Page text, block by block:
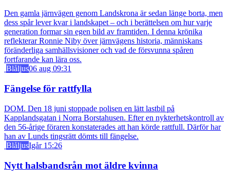
Den gamla järnvägen genom Landskrona är sedan länge borta, men
dess spår lever kvar i landskapet – och i berättelsen om hur varje
generation formar sin egen bild av framtiden. I denna krönika
reflekterar Ronnie Niby över järnvägens historia, människans
föränderliga samhällsvisioner och vad de försvunna spåren
fortfarande kan lära oss.
Blåljus06 aug 09:31
Fängelse för rattfylla
DOM. Den 18 juni stoppade polisen en lätt lastbil på
Kapplandsgatan i Norra Borstahusen. Efter en nykterhetskontroll av
den 56-årige föraren konstaterades att han körde rattfull. Därför har
han av Lunds tingsrätt dömts till fängelse.
BlåljusIgår 15:26
Nytt halsbandsrån mot äldre kvinna